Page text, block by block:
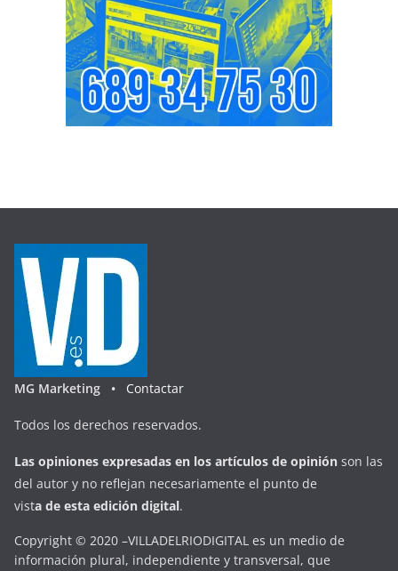
MG Marketing • Contactar
Todos los derechos reservados.
Las opiniones expresadas en los artículos de opinión son las
del autor y no reflejan necesariamente el punto de
vista de esta edición digital.
Copyright © 2020 –VILLADELRIODIGITAL es un medio de
información plural, independiente y transversal, que